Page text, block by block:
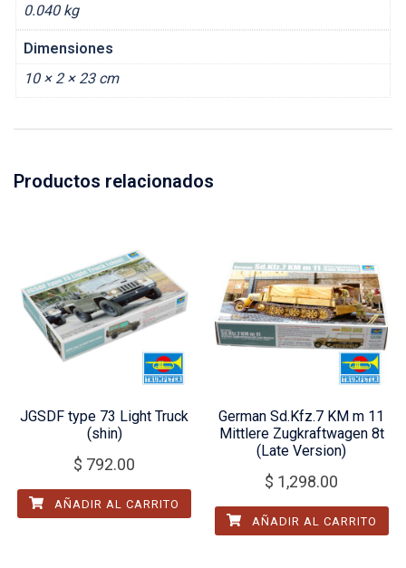
0.040 kg
Dimensiones
10 × 2 × 23 cm
Productos relacionados
JGSDF type 73 Light Truck
(shin)
$ 792.00
AÑADIR AL CARRITO
German Sd.Kfz.7 KM m 11
Mittlere Zugkraftwagen 8t
(Late Version)
$ 1,298.00
AÑADIR AL CARRITO